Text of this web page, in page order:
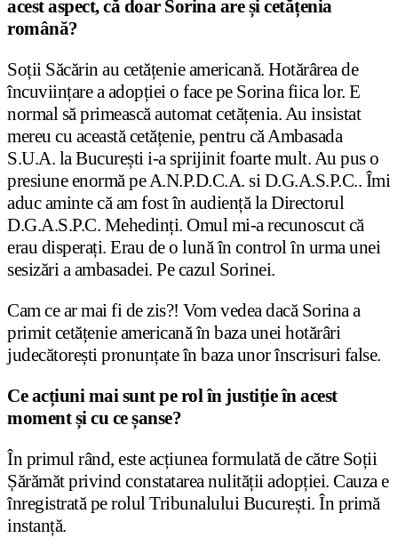
acest aspect, că doar Sorina are și cetățenia
română?
Soții Săcărin au cetățenie americană. Hotărârea de
încuviințare a adopției o face pe Sorina fiica lor. E
normal să primească automat cetățenia. Au insistat
mereu cu această cetățenie, pentru că Ambasada
S.U.A. la București i-a sprijinit foarte mult. Au pus o
presiune enormă pe A.N.P.D.C.A. si D.G.A.S.P.C.. Îmi
aduc aminte că am fost în audiență la Directorul
D.G.A.S.P.C. Mehedinți. Omul mi-a recunoscut că
erau disperați. Erau de o lună în control în urma unei
sesizări a ambasadei. Pe cazul Sorinei.
Cam ce ar mai fi de zis?! Vom vedea dacă Sorina a
primit cetățenie americană în baza unei hotărâri
judecătorești pronunțate în baza unor înscrisuri false.
Ce acțiuni mai sunt pe rol în justiție în acest
moment și cu ce șanse?
În primul rând, este acțiunea formulată de către Soții
Șărămăt privind constatarea nulității adopției. Cauza e
înregistrată pe rolul Tribunalului București. În primă
instanță.